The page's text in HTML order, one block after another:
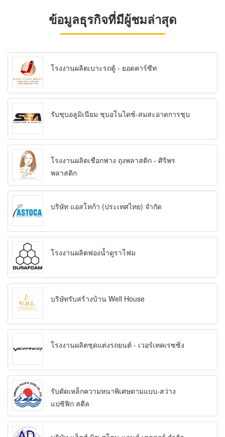
ข้อมูลธุรกิจที่มีผู้ชมล่าสุด
โรงงานผลิตเบาะรถตู้ - ยอดคาร์ซีท
รับชุบอลูมิเนียม ชุบอโนไดซ์-สมสะอาดการชุบ
โรงงานผลิตเชือกฟาง ถุงพลาสติก - ศิริพร
พลาสติก
บริษัท แอสโทก้า (ประเทศไทย) จำกัด
โรงงานผลิตฟองน้ำดูราโฟม
บริษัทรับสร้างบ้าน Well House
โรงงานผลิตชุดแต่งรถยนต์ - เวอร์เทคเรซซิ่ง
รับตัดเหล็กความหนาพิเศษตามแบบ-สว่าง
แปซิฟิก สตีล